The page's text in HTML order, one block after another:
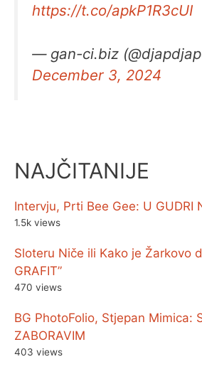
https://t.co/apkP1R3cUI
— gan-ci.biz
December 3, 2024
NAJČITANIJE
Intervju, Prti Bee Gee: U GUDRI
1.5k views
Sloteru Niče ili Kako je Žarkovo
GRAFIT”
470 views
BG PhotoFolio, Stjepan Mimica:
ZABORAVIM
403 views